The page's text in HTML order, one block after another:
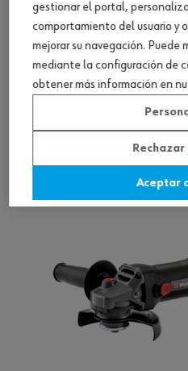
Radial angular EWS 7-
gestionar el portal,
comportamiento del usuario y
mejorar su navegación. Puede
mediante la configuración de
obtener más información en
Aceptar